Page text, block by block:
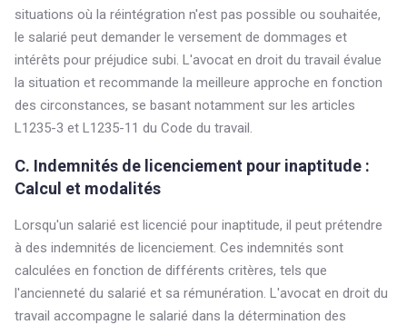
situations où la réintégration n'est pas possible ou souhaitée,
le salarié peut demander le versement de dommages et
intérêts pour préjudice subi. L'avocat en droit du travail évalue
la situation et recommande la meilleure approche en fonction
des circonstances, se basant notamment sur les articles
L1235-3 et L1235-11 du Code du travail.
C. Indemnités de licenciement pour inaptitude :
Calcul et modalités
Lorsqu'un salarié est licencié pour inaptitude, il peut prétendre
à des indemnités de licenciement. Ces indemnités sont
calculées en fonction de différents critères, tels que
l'ancienneté du salarié et sa rémunération. L'avocat en droit du
travail accompagne le salarié dans la détermination des